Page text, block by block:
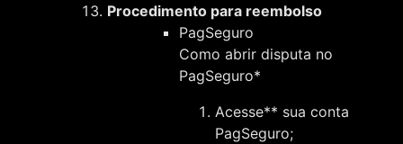
Procedimento para reembolso
PagSeguro
Como abrir disputa no
PagSeguro*
Acesse** sua conta
PagSeguro;